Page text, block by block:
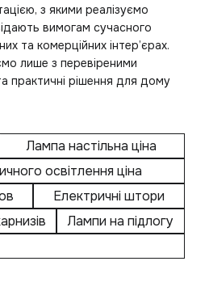
з якими реалізуємо
вимогам сучасного
та комерційних інтер’єрах.
лише з перевіреними
практичні рішення для дому
Лампа настільна ціна
освітлення ціна
Електричні штори
Лампи на підлогу